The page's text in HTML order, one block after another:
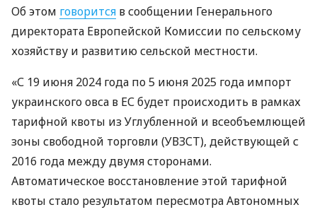
Об этом говорится в сообщении Генерального
директората Европейской Комиссии по сельскому
хозяйству и развитию сельской местности.
«С 19 июня 2024 года по 5 июня 2025 года импорт
украинского овса в ЕС будет происходить в рамках
тарифной квоты из Углубленной и всеобъемлющей
зоны свободной торговли (УВЗСТ), действующей с
2016 года между двумя сторонами.
Автоматическое восстановление этой тарифной
квоты стало результатом пересмотра Автономных